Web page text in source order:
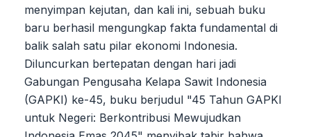
menyimpan kejutan, dan kali ini, sebuah buku
baru berhasil mengungkap fakta fundamental di
balik salah satu pilar ekonomi Indonesia.
Diluncurkan bertepatan dengan hari jadi
Gabungan Pengusaha Kelapa Sawit Indonesia
(GAPKI) ke-45, buku berjudul "45 Tahun GAPKI
untuk Negeri: Berkontribusi Mewujudkan